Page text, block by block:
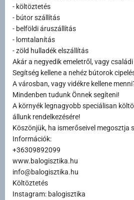
- költöztetés
- bútor szállítás
- belföldi áruszállítás
- lomtalanítás
- zöld hulladék elszállítás
Akár a negyedik emeletről, vagy
Segítség kellene a nehéz bútorok
A városban, vagy vidékre kellene
Mindenben tudunk Önnek segíteni!
A környék legnagyobb speciálisan
állunk rendelkezésére!
Köszönjük, ha ismerőseivel megosztja
Információk:
+36309892099
www.balogisztika.hu
info@balogisztika.hu
Költöztetés
Instagram: balogisztika